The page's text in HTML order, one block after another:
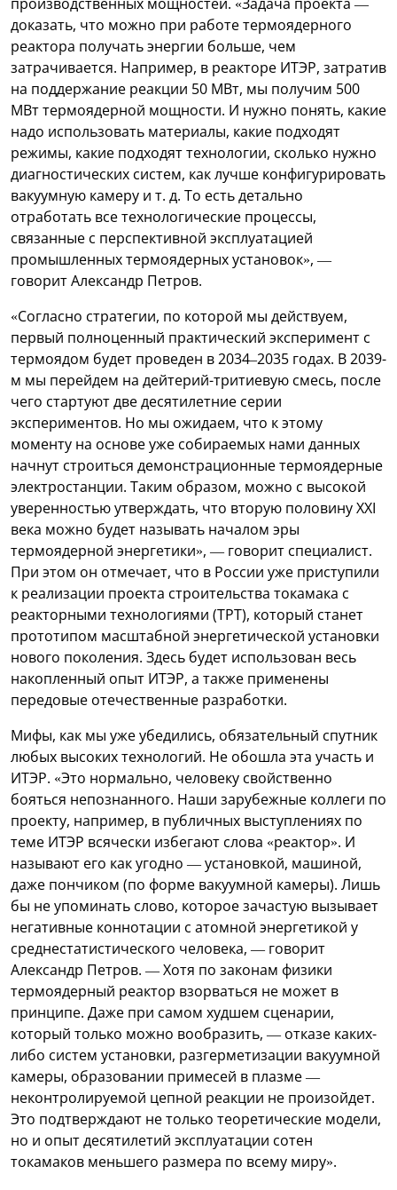
доказать, что можно при работе термоядерного
реактора получать энергии больше, чем
затрачивается. Например, в реакторе ИТЭР, затратив
на поддержание реакции 50 МВт, мы получим 500
МВт термоядерной мощности. И нужно понять, какие
надо использовать материалы, какие подходят
режимы, какие подходят технологии, сколько нужно
диагностических систем, как лучше конфигурировать
вакуумную камеру и т. д. То есть детально
отработать все технологические процессы,
связанные с перспективной эксплуатацией
промышленных термоядерных установок», —
говорит Александр Петров.
«Согласно стратегии, по которой мы действуем,
первый полноценный практический эксперимент с
термоядом будет проведен в 2034–2035 годах. В 2039-
м мы перейдем на дейтерий-тритиевую смесь, после
чего стартуют две десятилетние серии
экспериментов. Но мы ожидаем, что к этому
моменту на основе уже собираемых нами данных
начнут строиться демонстрационные термоядерные
электростанции. Таким образом, можно с высокой
уверенностью утверждать, что вторую половину XXI
века можно будет называть началом эры
термоядерной энергетики», — говорит специалист.
При этом он отмечает, что в России уже приступили
к реализации проекта строительства токамака с
реакторными технологиями (ТРТ), который станет
прототипом масштабной энергетической установки
нового поколения. Здесь будет использован весь
накопленный опыт ИТЭР, а также применены
передовые отечественные разработки.
Мифы, как мы уже убедились, обязательный спутник
любых высоких технологий. Не обошла эта участь и
ИТЭР. «Это нормально, человеку свойственно
бояться непознанного. Наши зарубежные коллеги по
проекту, например, в публичных выступлениях по
теме ИТЭР всячески избегают слова «реактор». И
называют его как угодно — установкой, машиной,
даже пончиком (по форме вакуумной камеры). Лишь
бы не упоминать слово, которое зачастую вызывает
негативные коннотации с атомной энергетикой у
среднестатистического человека, — говорит
Александр Петров. — Хотя по законам физики
термоядерный реактор взорваться не может в
принципе. Даже при самом худшем сценарии,
который только можно вообразить, — отказе каких-
либо систем установки, разгерметизации вакуумной
камеры, образовании примесей в плазме —
неконтролируемой цепной реакции не произойдет.
Это подтверждают не только теоретические модели,
но и опыт десятилетий эксплуатации сотен
токамаков меньшего размера по всему миру».